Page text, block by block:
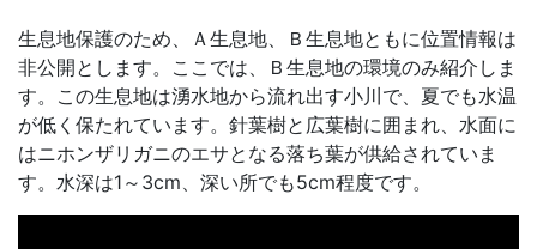
生息地保護のため、Ａ生息地、Ｂ生息地ともに位置情報は
非公開とします。ここでは、Ｂ生息地の環境のみ紹介しま
す。この生息地は湧水地から流れ出す小川で、夏でも水温
が低く保たれています。針葉樹と広葉樹に囲まれ、水面に
はニホンザリガニのエサとなる落ち葉が供給されていま
す。水深は1～3cm、深い所でも5cm程度です。